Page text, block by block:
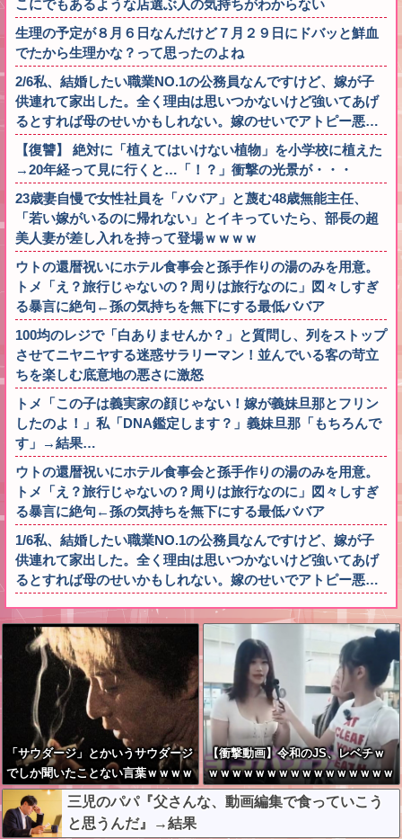
こにでもあるような店選ぶ人の気持ちがわからない
生理の予定が８月６日なんだけど７月２９日にドバッと鮮血
でたから生理かな？って思ったのよね
2/6私、結婚したい職業NO.1の公務員なんですけど、嫁が子
供連れて家出した。全く理由は思いつかないけど強いてあげ
るとすれば母のせいかもしれない。嫁のせいでアトピー悪…
【復讐】 絶対に「植えてはいけない植物」を小学校に植えた
→20年経って見に行くと…「！？」衝撃の光景が・・・
23歳妻自慢で女性社員を「ババア」と蔑む48歳無能主任、
「若い嫁がいるのに帰れない」とイキっていたら、部長の超
美人妻が差し入れを持って登場ｗｗｗｗ
ウトの還暦祝いにホテル食事会と孫手作りの湯のみを用意。
トメ「え？旅行じゃないの？周りは旅行なのに」図々しすぎ
る暴言に絶句←孫の気持ちを無下にする最低ババア
100均のレジで「白ありませんか？」と質問し、列をストップ
させてニヤニヤする迷惑サラリーマン！並んでいる客の苛立
ちを楽しむ底意地の悪さに激怒
トメ「この子は義実家の顔じゃない！嫁が義妹旦那とフリン
したのよ！」私「DNA鑑定します？」義妹旦那「もちろんで
す」→結果…
ウトの還暦祝いにホテル食事会と孫手作りの湯のみを用意。
トメ「え？旅行じゃないの？周りは旅行なのに」図々しすぎ
る暴言に絶句←孫の気持ちを無下にする最低ババア
1/6私、結婚したい職業NO.1の公務員なんですけど、嫁が子
供連れて家出した。全く理由は思いつかないけど強いてあげ
るとすれば母のせいかもしれない。嫁のせいでアトピー悪…
「サウダージ」とかいうサウダージ
でしか聞いたことない言葉ｗｗｗｗ
ｗｗｗｗ
【衝撃動画】令和のJS、レベチｗ
ｗｗｗｗｗｗｗｗｗｗｗｗｗｗｗｗ
ｗｗｗｗｗｗｗｗｗｗｗｗｗ
三児のパパ『父さんな、動画編集で食っていこう
と思うんだ』→結果